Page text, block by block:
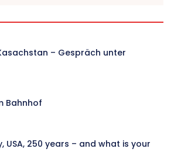
– Gespräch unter
Bahnhof
USA, 250 years – and what is your